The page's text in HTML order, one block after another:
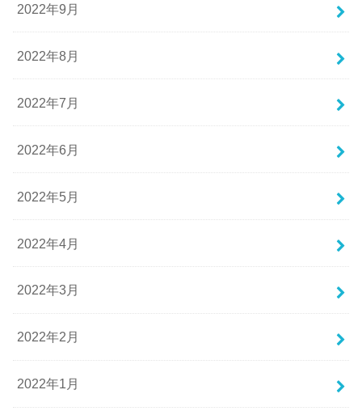
2022年9月
2022年8月
2022年7月
2022年6月
2022年5月
2022年4月
2022年3月
2022年2月
2022年1月